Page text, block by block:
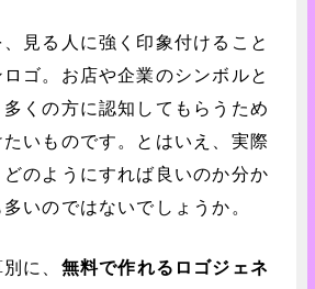
見る人に強く印象付けること
ゴ。お店や企業のシンボルと
くの方に認知してもらうため
いものです。とはいえ、実際
のようにすれば良いのか分か
いのではないでしょうか。
に、 無料で作れるロゴジェネ